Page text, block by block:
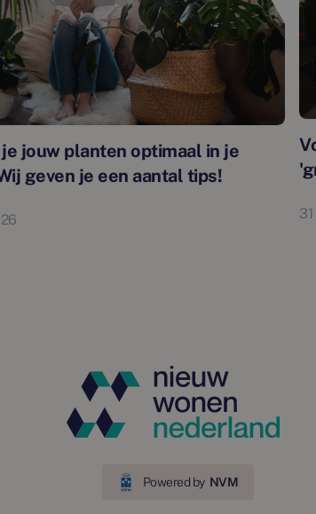
jouw planten optimaal in je
geven je een aantal tips!
Powered by NVM